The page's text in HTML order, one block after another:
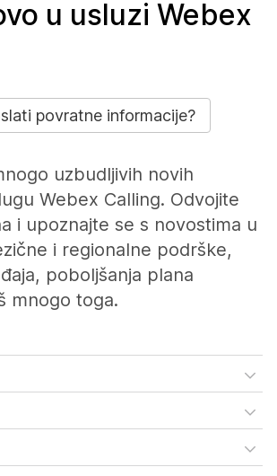
u usluzi Webex
povratne informacije?
uzbudljivih novih
Webex Calling. Odvojite
i upoznajte se s novostima u
i regionalne podrške,
poboljšanja plana
mnogo toga.